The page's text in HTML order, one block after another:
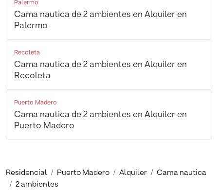
Palermo
Cama nautica de 2 ambientes en Alquiler en
Palermo
Recoleta
Cama nautica de 2 ambientes en Alquiler en
Recoleta
Puerto Madero
Cama nautica de 2 ambientes en Alquiler en
Puerto Madero
Residencial Puerto Madero Alquiler
Cama nautica
2 ambientes